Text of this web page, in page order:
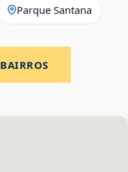
Parque Santana
BAIRROS